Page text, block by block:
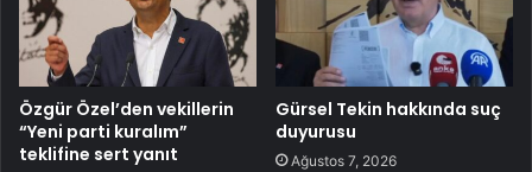
Özgür Özel’den vekillerin
“Yeni parti kuralım”
teklifine sert yanıt
Gürsel Tekin hakkında suç
duyurusu
Ağustos 7, 2026